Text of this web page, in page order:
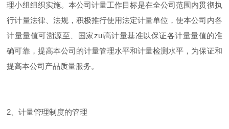
理小组组织实施。本公司计量工作目标是在全公司范围内贯彻执
行计量法律、法规，积极推行使用法定计量单位，使本公司内各
计量量值可溯源至、国家zui高计量基准以保证各计量量值的准
确可靠，提高本公司的计量管理水平和计量检测水平，为保证和
提高本公司产品质量服务。
2、计量管理制度的管理